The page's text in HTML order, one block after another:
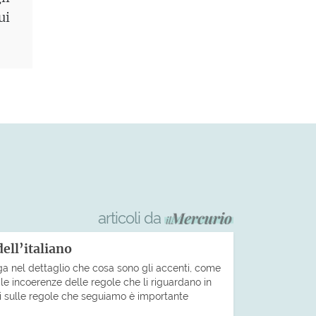
articoli da
nel dettaglio che cosa sono gli accenti, come
incoerenze delle regole che li riguardano in
sulle regole che seguiamo è importante